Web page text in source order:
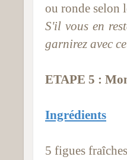
ou ronde selon
S'il vous en
garnirez avec
ETAPE 5 :
Ingrédients
5 figues fraîches